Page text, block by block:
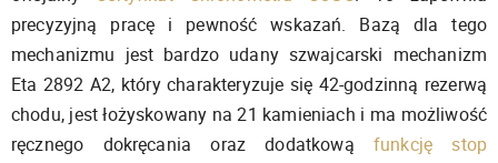
precyzyjną pracę i pewność wskazań. Bazą dla tego
mechanizmu jest bardzo udany szwajcarski mechanizm
Eta 2892 A2, który charakteryzuje się 42-godzinną rezerwą
chodu, jest łożyskowany na 21 kamieniach i ma możliwość
ręcznego dokręcania oraz dodatkową funkcję stop